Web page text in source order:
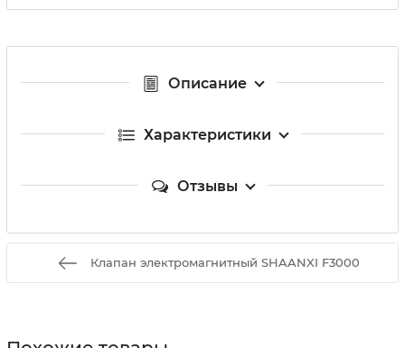
Описание
Характеристики
Отзывы
Клапан электромагнитный SHAANXI F3000